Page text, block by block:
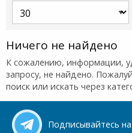
Ничего не найдено
К сожалению, информации,
запросу, не найдено.
поиск или искать через
Подписывайтесь